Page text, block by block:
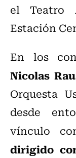
el Teatro
Estación
En los
Nicolas
Orquesta
desde
vínculo
dirigido